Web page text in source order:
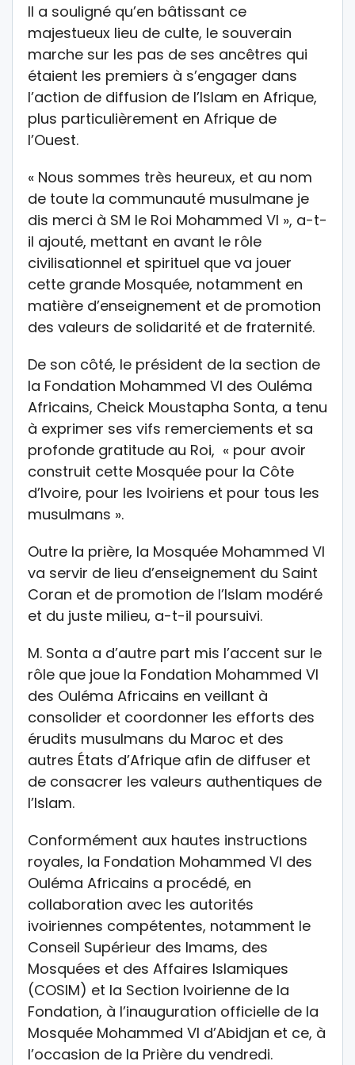
Il a souligné qu’en bâtissant ce
majestueux lieu de culte, le souverain
marche sur les pas de ses ancêtres qui
étaient les premiers à s’engager dans
l’action de diffusion de l’Islam en Afrique,
plus particulièrement en Afrique de
l’Ouest.
« Nous sommes très heureux, et au nom
de toute la communauté musulmane je
dis merci à SM le Roi Mohammed VI », a-t-
il ajouté, mettant en avant le rôle
civilisationnel et spirituel que va jouer
cette grande Mosquée, notamment en
matière d’enseignement et de promotion
des valeurs de solidarité et de fraternité.
De son côté, le président de la section de
la Fondation Mohammed VI des Ouléma
Africains, Cheick Moustapha Sonta, a tenu
à exprimer ses vifs remerciements et sa
profonde gratitude au Roi, « pour avoir
construit cette Mosquée pour la Côte
d’Ivoire, pour les Ivoiriens et pour tous les
musulmans ».
Outre la prière, la Mosquée Mohammed VI
va servir de lieu d’enseignement du Saint
Coran et de promotion de l’Islam modéré
et du juste milieu, a-t-il poursuivi.
M. Sonta a d’autre part mis l’accent sur le
rôle que joue la Fondation Mohammed VI
des Ouléma Africains en veillant à
consolider et coordonner les efforts des
érudits musulmans du Maroc et des
autres États d’Afrique afin de diffuser et
de consacrer les valeurs authentiques de
l’Islam.
Conformément aux hautes instructions
royales, la Fondation Mohammed VI des
Ouléma Africains a procédé, en
collaboration avec les autorités
ivoiriennes compétentes, notamment le
Conseil Supérieur des Imams, des
Mosquées et des Affaires Islamiques
(COSIM) et la Section Ivoirienne de la
Fondation, à l’inauguration officielle de la
Mosquée Mohammed VI d’Abidjan et ce, à
l’occasion de la Prière du vendredi.